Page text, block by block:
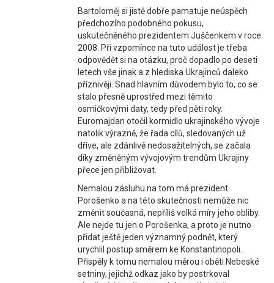
Bartoloměj si jistě dobře pamatuje neúspěch
předchozího podobného pokusu,
uskutečněného prezidentem Juščenkem v roce
2008. Při vzpomínce na tuto událost je třeba
odpovědět si na otázku, proč dopadlo po deseti
letech vše jinak a z hlediska Ukrajinců daleko
příznivěji. Snad hlavním důvodem bylo to, co se
stalo přesně uprostřed mezi těmito
osmičkovými daty, tedy před pěti roky.
Euromajdan otočil kormidlo ukrajinského vývoje
natolik výrazně, že řada cílů, sledovaných už
dříve, ale zdánlivě nedosažitelných, se začala
díky změněným vývojovým trendům Ukrajiny
přece jen přibližovat.
Nemalou zásluhu na tom má prezident
Porošenko a na této skutečnosti nemůže nic
změnit současná, nepříliš velká míry jeho obliby.
Ale nejde tu jen o Porošenka, a proto je nutno
přidat ještě jeden významný podnět, který
urychlil postup směrem ke Konstantinopoli.
Přispěly k tomu nemalou měrou i oběti Nebeské
setniny, jejichž odkaz jako by postrkoval